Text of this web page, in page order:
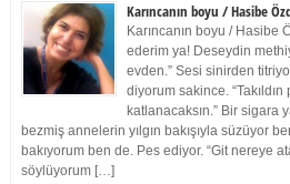
Karıncanın boyu / Hasibe
Karıncanın boyu / Hasibe
ederim ya! Deseydin
evden.” Sesi sinirden
diyorum sakince.
katlanacaksın.” Bir sigara
bezmiş annelerin yılgın bakışıyla süzüyor
bakıyorum ben de. Pes ediyor. “Git nereye
söylüyorum […]